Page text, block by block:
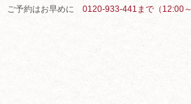
ご予約はお早めに 0120-933-441まで（12:00